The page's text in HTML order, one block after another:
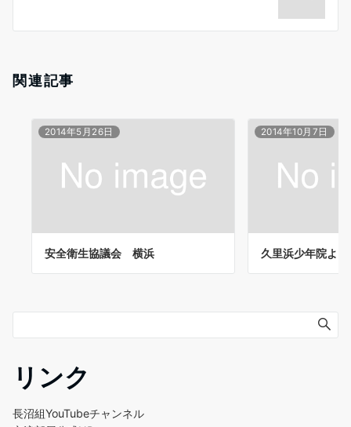
ン
関連記事
2014年5月26日
安全衛生協議会 横浜
2014年10月7日
久里浜少年院よ
リンク
長沼組YouTubeチャンネル